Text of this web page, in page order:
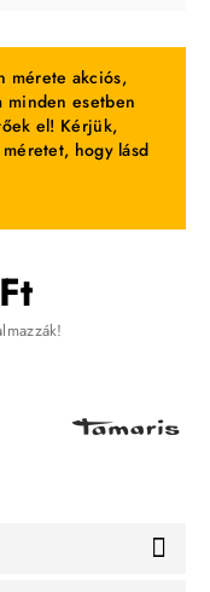
mérete akciós,
minden esetben
el! Kérjük,
hogy lásd